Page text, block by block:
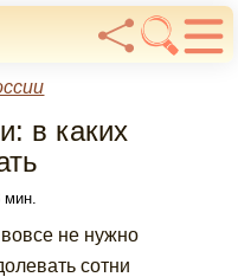
в каких
мин.
не нужно
сотни